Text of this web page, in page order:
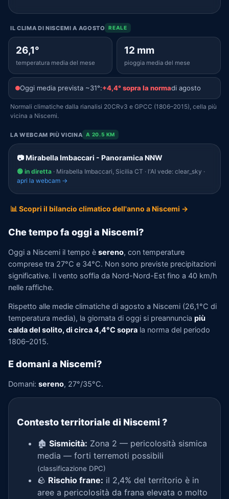
IL CLIMA DI NISCEMI A AGOSTO REALE
26,1°
temperatura media del mese
12 mm
pioggia media del mese
Oggi media prevista ~31°:+4,4° sopra la normadi agosto
Normali climatiche dalla rianalisi 20CRv3 e GPCC (1806–2015), cella più
vicina a Niscemi.
LA WEBCAM PIÙ VICINA A 20.5 KM
📷 Mirabella Imbaccari - Panoramica NNW
🟢 in diretta · Mirabella Imbaccari, Sicilia CT · l'AI vede: clear_sky ·
apri la webcam →
📊 Scopri il bilancio climatico dell'anno a Niscemi →
Che tempo fa oggi a Niscemi?
Oggi a Niscemi il tempo è sereno, con temperature
comprese tra 27°C e 34°C. Non sono previste precipitazioni
significative. Il vento soffia da Nord-Nord-Est fino a 40 km/h
nelle raffiche.
Rispetto alle medie climatiche di agosto a Niscemi (26,1°C di
temperatura media), la giornata di oggi si preannuncia più
calda del solito, di circa 4,4°C sopra la norma del periodo
1806–2015.
E domani a Niscemi?
Domani: sereno, 27°/35°C.
Contesto territoriale di Niscemi ?
🏚️ Sismicità: Zona 2 — pericolosità sismica
media — forti terremoti possibili
(classificazione DPC)
🪨 Rischio frane: il 2,4% del territorio è in
aree a pericolosità da frana elevata o molto